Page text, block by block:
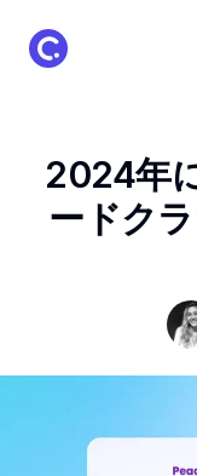
ClassPoint Logo
2024年
ードク